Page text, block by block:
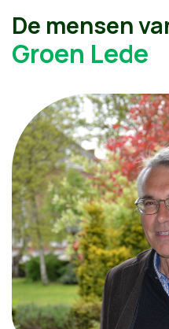
De mensen
Groen Lede